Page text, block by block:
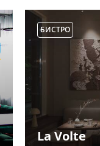
БИСТРО
La Volte